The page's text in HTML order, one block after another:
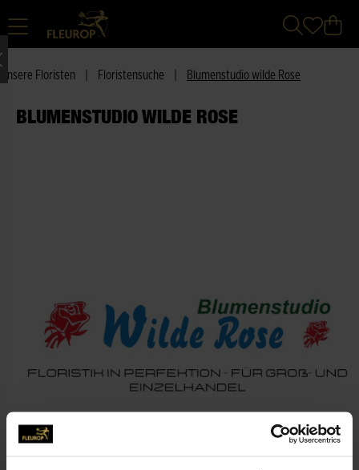
Unsere Floristen Floristensuche Blumenstudio wilde Rose
BLUMENSTUDIO WILDE ROSE